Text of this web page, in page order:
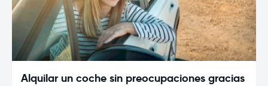
Alquilar un coche sin preocupaciones gracias